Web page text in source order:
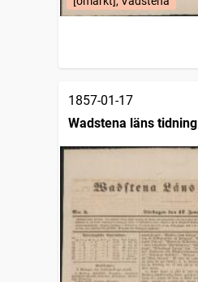
1857-01-17
Wadstena läns tidning